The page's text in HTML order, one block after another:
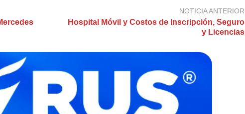
NOTICIA ANTERIOR
Hospital Móvil y Costos de Inscripción, Seguro
y Licencias